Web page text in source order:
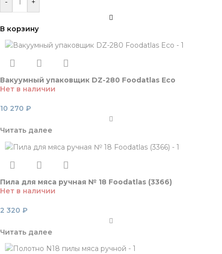
- +
В корзину
Вакуумный упаковщик DZ-280 Foodatlas Eco
Нет в наличии
10 270 ₽
Читать далее
Пила для мяса ручная № 18 Foodatlas (3366)
Нет в наличии
2 320 ₽
Читать далее